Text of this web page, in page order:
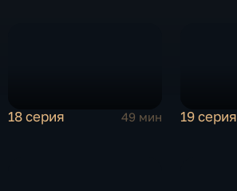
18 серия 49 мин 19 серия